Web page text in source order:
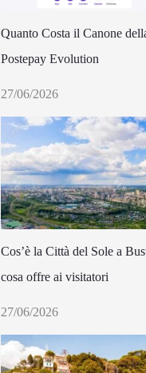
Quanto Costa il Canone
Postepay Evolution
27/06/2026
Cos’è la Città del Sole a
cosa offre ai visitatori
27/06/2026